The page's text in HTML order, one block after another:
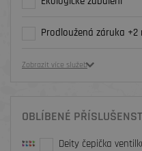
Prodloužená záruka +2
Zobrazit více služeb
OBLÍBENÉ
Deity čepička